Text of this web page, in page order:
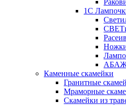
1С
Каменные скамейки
Гранитные
Мраморные
Скамейки из